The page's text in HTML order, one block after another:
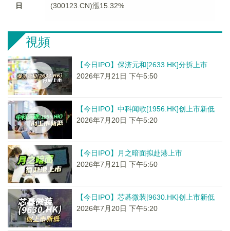
日
(300123.CN)漲15.32%
視頻
【今日IPO】保济元和[2633.HK]分拆上市
2026年7月21日 下午5:50
【今日IPO】中科闻歌[1956.HK]创上市新低
2026年7月20日 下午5:20
【今日IPO】月之暗面拟赴港上市
2026年7月21日 下午5:50
【今日IPO】芯碁微装[9630.HK]创上市新低
2026年7月20日 下午5:20